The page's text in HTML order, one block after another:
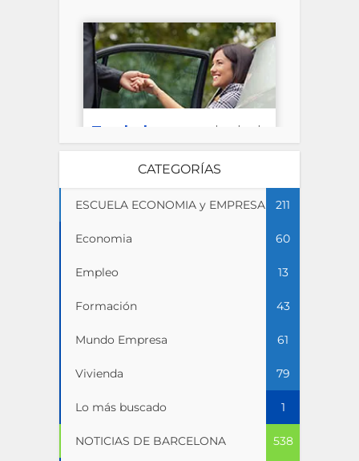
CATEGORÍAS
ESCUELA ECONOMIA y EMPRESA 211
Economia 60
Empleo 13
Formación 43
Mundo Empresa 61
Vivienda 79
Lo más buscado 1
NOTICIAS DE BARCELONA 538